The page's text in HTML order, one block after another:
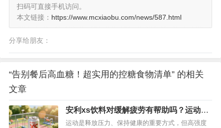
扫码可直接手机访问。
本文链接： https://www.mcxiaobu.com/news/587.html
分享给朋友：
“告别餐后高血糖！超实用的控糖食物清单” 的相关
文章
安利xs饮料对缓解疲劳有帮助吗？运动过
后喝一罐轻松消除疲劳
运动是释放压力、保持健康的重要方式，但高强度